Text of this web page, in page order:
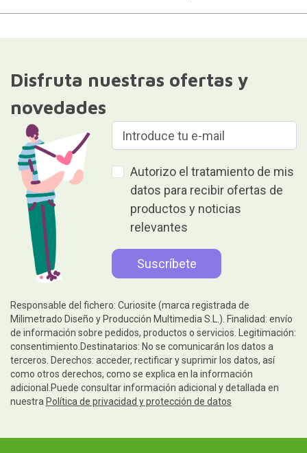
Disfruta nuestras ofertas y
novedades
Autorizo el tratamiento de mis
datos para recibir ofertas de
productos y noticias
relevantes
Responsable del fichero: Curiosite (marca registrada de
Milimetrado Diseño y Producción Multimedia S.L.). Finalidad: envío
de información sobre pedidos, productos o servicios. Legitimación:
consentimiento.Destinatarios: No se comunicarán los datos a
terceros. Derechos: acceder, rectificar y suprimir los datos, así
como otros derechos, como se explica en la información
adicional.Puede consultar información adicional y detallada en
nuestra Política de privacidad y protección de datos